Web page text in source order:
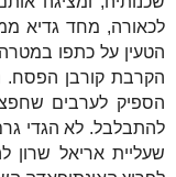
לכאורה, מחד גדיא
הטעין על כתפו
הקרבת קורבן הפסח.
הספיק לערבים
להתבלבל. לא הגדי